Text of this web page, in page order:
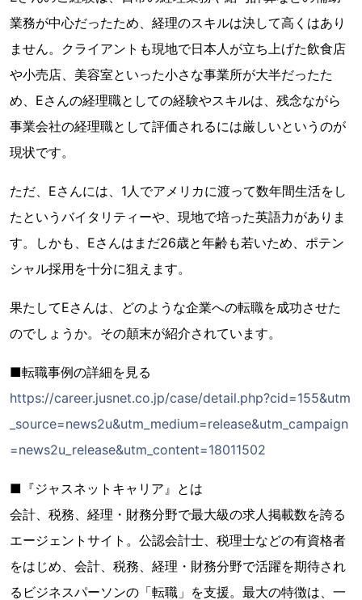
業務が中心だったため、経理のスキルは決して高くはあり
ません。クライアントも現地で日本人が立ち上げた飲食店
や小売店、美容室といった小さな事業所が大半だったた
め、Eさんの経理職としての経験やスキルは、残念ながら
事業会社の経理職として評価されるには厳しいというのが
現状です。
ただ、Eさんには、1人でアメリカに渡って数年間生活をし
たというバイタリティーや、現地で培った英語力がありま
す。しかも、Eさんはまだ26歳と年齢も若いため、ポテン
シャル採用を十分に狙えます。
果たしてEさんは、どのような企業への転職を成功させた
のでしょうか。その顛末が紹介されています。
■転職事例の詳細を見る
https://career.jusnet.co.jp/case/detail.php?cid=155&utm
_source=news2u&utm_medium=release&utm_campaign
=news2u_release&utm_content=18011502
■『ジャスネットキャリア』とは
会計、税務、経理・財務分野で最大級の求人掲載数を誇る
エージェントサイト。公認会計士、税理士などの有資格者
をはじめ、会計、税務、経理・財務分野で活躍を期待され
るビジネスパーソンの「転職」を支援。最大の特徴は、一